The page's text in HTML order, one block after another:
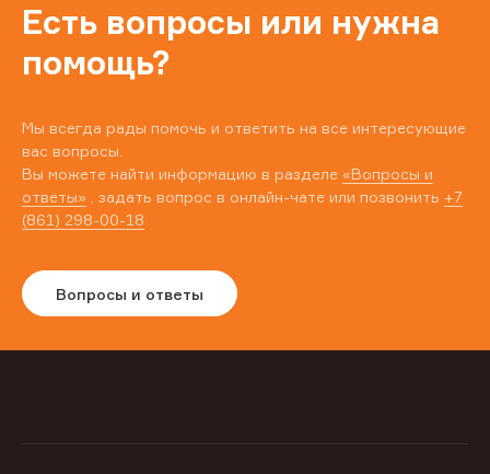
Есть вопросы или нужна
помощь?
Мы всегда рады помочь и ответить на все интересующие
вас вопросы.
Вы можете найти информацию в разделе «Вопросы и
ответы» , задать вопрос в онлайн-чате или позвонить +7
(861) 298-00-18
Вопросы и ответы